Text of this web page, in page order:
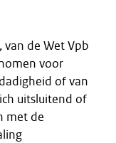
de Wet Vpb
voor
of van
uitsluitend of
met de